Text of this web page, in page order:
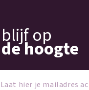
blijf op
de hoogte
Laat